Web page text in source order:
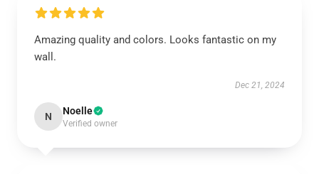
Amazing quality and colors. Looks fantastic on my
wall.
Dec 21, 2024
N Noelle
Verified owner